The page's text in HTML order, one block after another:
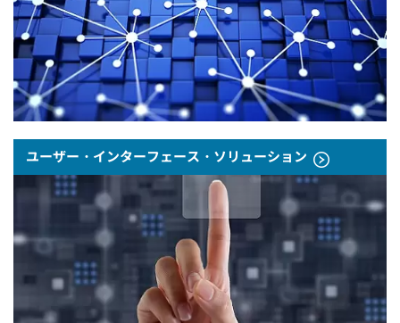
ユーザー・インターフェース・ソリューション